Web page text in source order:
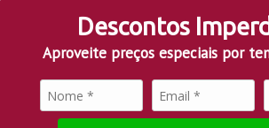
Descontos
Aproveite preços especiais por